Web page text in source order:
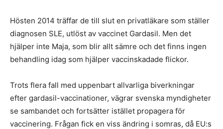
Hösten 2014 träffar de till slut en privatläkare som ställer
diagnosen SLE, utlöst av vaccinet Gardasil. Men det
hjälper inte Maja, som blir allt sämre och det finns ingen
behandling idag som hjälper vaccinskadade flickor.
Trots flera fall med uppenbart allvarliga biverkningar
efter gardasil-vaccinationer, vägrar svenska myndigheter
se sambandet och fortsätter istället propagera för
vaccinering. Frågan fick en viss ändring i somras, då EU:s